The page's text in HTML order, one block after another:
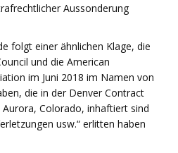
Aussonderung
folgt einer ähnlichen Klage, die
und die American
im Juni 2018 im Namen von
die in der Denver Contract
Colorado, inhaftiert sind
usw.“ erlitten haben